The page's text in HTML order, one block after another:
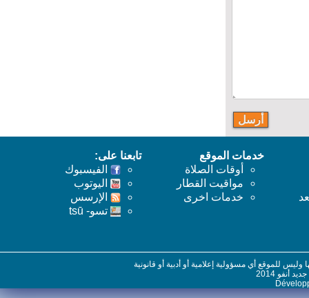
خدمات الموقع
أوقات الصلاة
مواقيت القطار
خدمات اخرى
تابعنا على:
الفيسبوك
اليوتوب
اﻹرسس
تسو- tsū
للموقع أي مسؤولية إعلامية أو أدبية أو قانونية
2014